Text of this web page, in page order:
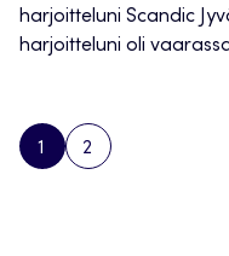
harjoitteluni Scandic
harjoitteluni oli
PAGE
1
PAGE
2